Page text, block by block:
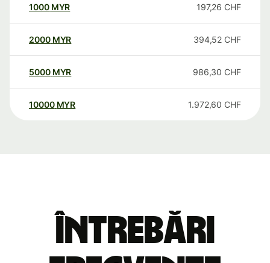
1000 MYR 197,26 CHF
2000 MYR 394,52 CHF
5000 MYR 986,30 CHF
10000 MYR 1.972,60 CHF
Întrebări